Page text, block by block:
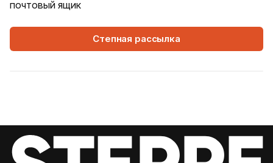
почтовый ящик
Степная рассылка